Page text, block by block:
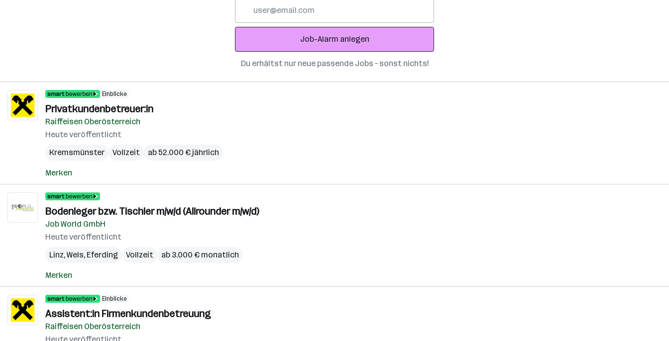
Adresse
Job-Alarm anlegen
Du erhältst nur neue passende Jobs – sonst nichts!
Einblicke
Privatkundenbetreuer:in
Raiffeisen Oberösterreich
Heute veröffentlicht
Kremsmünster
Vollzeit ab 52.000 € jährlich
Merken
Bodenleger bzw. Tischler m/w/d (Allrounder m/w/d)
Job World GmbH
Heute veröffentlicht
Linz,Wels, Eferding Vollzeit ab 3.000 € monatlich
Merken
Einblicke
Assistent:in Firmenkundenbetreuung
Raiffeisen Oberösterreich